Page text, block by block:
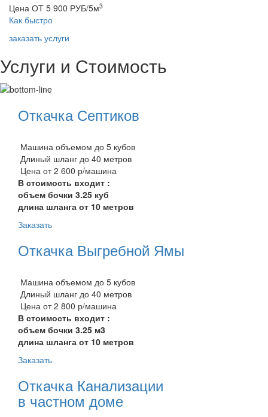
Цена ОТ 5 900 РУБ/5м3
Как быстро
заказать услуги
Услуги и Стоимость
Откачка Септиков
Машина объемом до 5 кубов
Длиный шланг до 40 метров
Цена от 2 600 р/машина
В стоимость входит :
объем бочки 3.25 куб
длина шланга от 10 метров
Заказать
Откачка Выгребной Ямы
Машина объемом до 5 кубов
Длиный шланг до 40 метров
Цена от 2 800 р/машина
В стоимость входит :
объем бочки 3.25 м3
длина шланга от 10 метров
Заказать
Откачка Канализации
в частном доме